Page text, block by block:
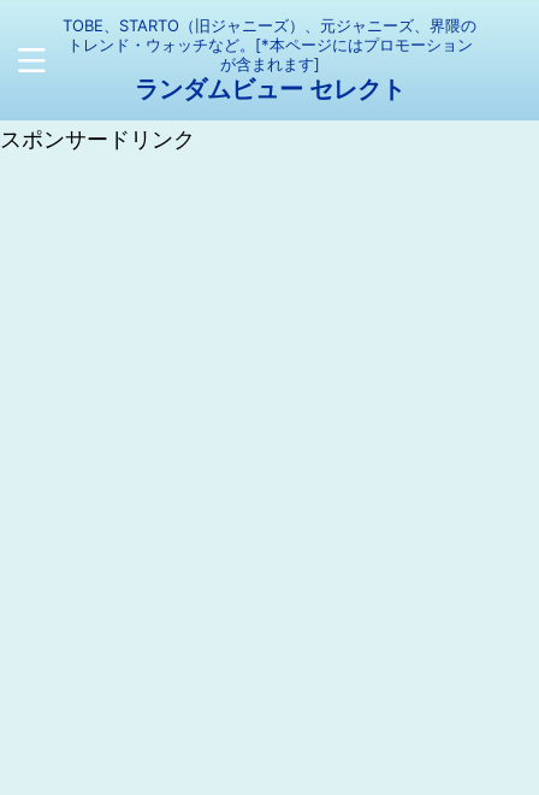
TOBE、STARTO（旧ジャニーズ）、元ジャニーズ、界隈の
トレンド・ウォッチなど。[*本ページにはプロモーション
が含まれます]
ランダムビュー セレクト
スポンサードリンク